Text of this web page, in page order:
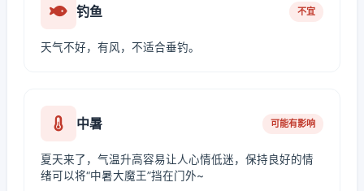
钓鱼 不宜
天气不好，有风，不适合垂钓。
中暑 可能有影响
夏天来了，气温升高容易让人心情低迷，保持良好的情
绪可以将“中暑大魔王”挡在门外~